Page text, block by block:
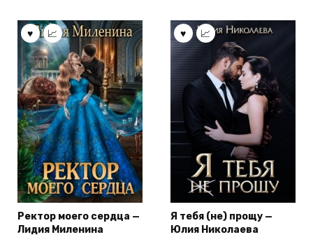
Ректор моего сердца —
Лидия Миленина
Я тебя (не) прощу —
Юлия Николаева